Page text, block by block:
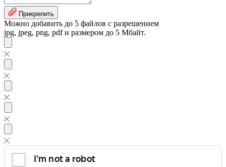
Прикрепить
Можно добавить до 5 файлов с разрешением
jpg, jpeg, png, pdf и размером до 5 Мбайт.